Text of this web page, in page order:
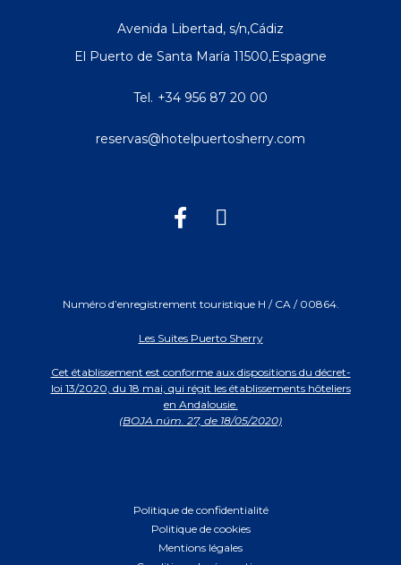
Numéro d’enregistrement touristique H / CA / 00864.
Les Suites Puerto Sherry
Cet établissement est conforme aux dispositions du décret-
loi 13/2020, du 18 mai, qui régit les établissements hôteliers
en Andalousie.
(BOJA núm. 27, de 18/05/2020)
Avenida Libertad, s/n,Cádiz
El Puerto de Santa María 11500,Espagne
Tel. +34 956 87 20 00
reservas@hotelpuertosherry.com
Politique de confidentialité
Politique de cookies
Mentions légales